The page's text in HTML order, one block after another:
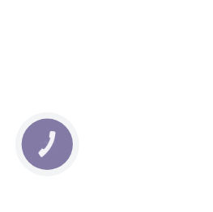
КНОПКА
СВЯЗИ